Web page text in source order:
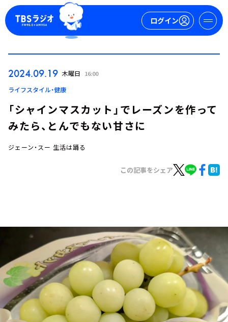
ログイン
ログイン
お知らせ
イベント・グッズ
YouTube
会社情報
2024.09.19 木曜日 16:00
ライフスタイル・健康
「シャインマスカット」でレーズンを作って
みたら、とんでもない甘さに
ジェーン・スー 生活は踊る
この記事をシェア